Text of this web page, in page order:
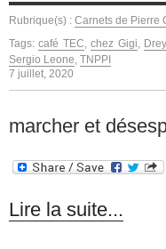
Rubrique(s) : Carnets de Pierre
Tags:café TEC,chez Gigi,
Sergio Leone, TNPPI
7 juillet, 2020
marcher et
Lire la suite...